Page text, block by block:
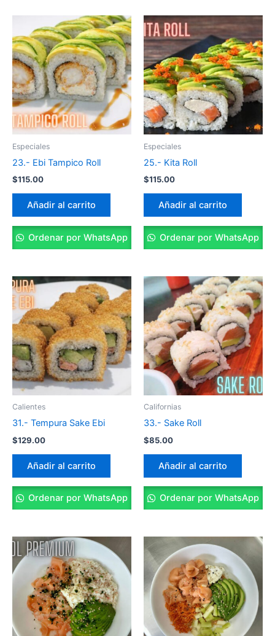
Especiales
23.- Ebi Tampico Roll
$115.00
Añadir al carrito
Ordenar por WhatsApp
Especiales
25.- Kita Roll
$115.00
Añadir al carrito
Ordenar por WhatsApp
Calientes
31.- Tempura Sake Ebi
$129.00
Añadir al carrito
Ordenar por WhatsApp
Californias
33.- Sake Roll
$85.00
Añadir al carrito
Ordenar por WhatsApp